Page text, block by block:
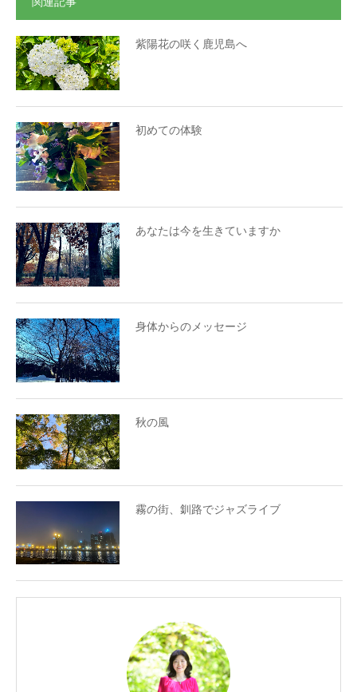
紫陽花の咲く鹿児島へ
初めての体験
あなたは今を生きていますか
身体からのメッセージ
秋の風
霧の街、釧路でジャズライブ